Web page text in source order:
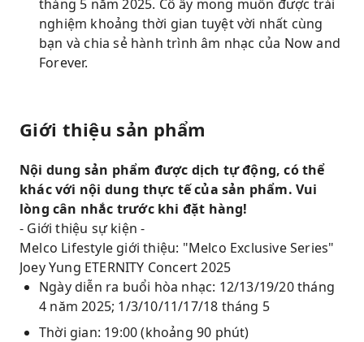
tháng 5 năm 2025. Cô ấy mong muốn được trải
nghiệm khoảng thời gian tuyệt vời nhất cùng
bạn và chia sẻ hành trình âm nhạc của Now and
Forever.
Giới thiệu sản phẩm
Nội dung sản phẩm được dịch tự động, có thể
khác với nội dung thực tế của sản phẩm. Vui
lòng cân nhắc trước khi đặt hàng!
- Giới thiệu sự kiện -
Melco Lifestyle giới thiệu: "Melco Exclusive Series"
Joey Yung ETERNITY Concert 2025
Ngày diễn ra buổi hòa nhạc: 12/13/19/20 tháng
4 năm 2025; 1/3/10/11/17/18 tháng 5
Thời gian: 19:00 (khoảng 90 phút)